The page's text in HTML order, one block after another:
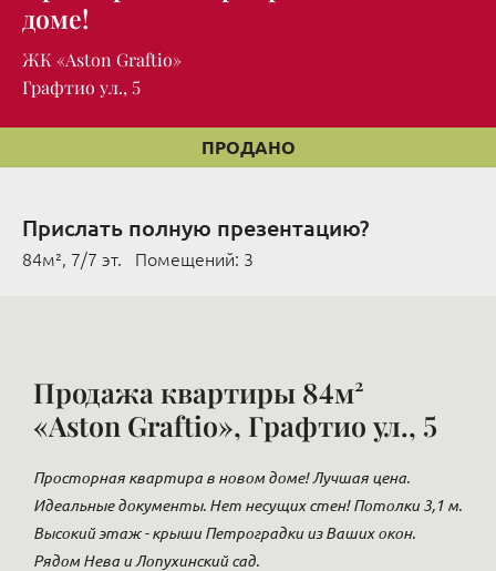
доме!
ЖК «Aston Graftio»
Графтио ул., 5
ПРОДАНО
Прислать полную презентацию?
84м², 7/7 эт. Помещений: 3
Продажа квартиры 84м²
«Aston Graftio», Графтио ул., 5
Просторная квартира в новом доме! Лучшая цена.
Идеальные документы. Нет несущих стен! Потолки 3,1 м.
Высокий этаж - крыши Петроградки из Ваших окон.
Рядом Нева и Лопухинский сад.